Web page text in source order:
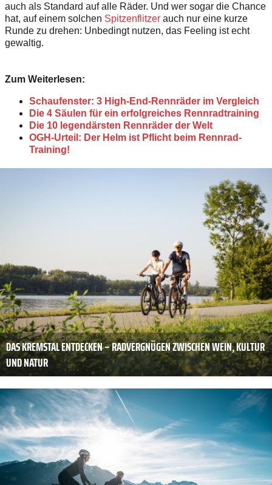
auch als Standard auf alle Räder. Und wer sogar die Chance
hat, auf einem solchen Spitzenflitzer auch nur eine kurze
Runde zu drehen: Unbedingt nutzen, das Feeling ist echt
gewaltig.
Zum Weiterlesen:
Schaufenster: 3 High-End-Rennräder im Vergleich
Die 4 Säulen für ein erfolgreiches Rennradtraining
Die 10 legendärsten Rennräder der Welt
OGH-Urteil: Der Helm ist Pflicht beim Rennrad-
Training!
DAS KREMSTAL ENTDECKEN – RADVERGNÜGEN ZWISCHEN WEIN, KULTUR
UND NATUR